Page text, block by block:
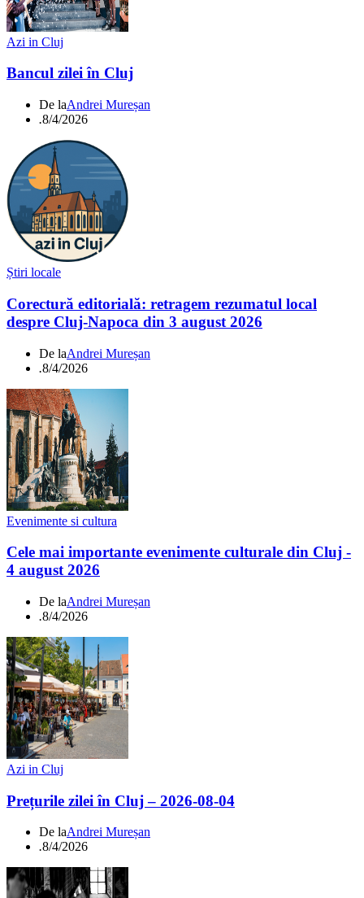
Azi in Cluj
Bancul zilei în Cluj
De laAndrei Mureșan
.8/4/2026
Știri locale
Corectură editorială: retragem rezumatul local
despre Cluj-Napoca din 3 august 2026
De laAndrei Mureșan
.8/4/2026
Evenimente si cultura
Cele mai importante evenimente culturale din Cluj -
4 august 2026
De laAndrei Mureșan
.8/4/2026
Azi in Cluj
Prețurile zilei în Cluj – 2026-08-04
De laAndrei Mureșan
.8/4/2026